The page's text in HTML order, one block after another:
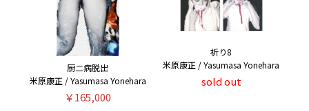
厨二病脱出
米原康正 / Yasumasa Yonehara
￥165,000
祈り8
米原康正 / Yasumasa Yonehara
sold out